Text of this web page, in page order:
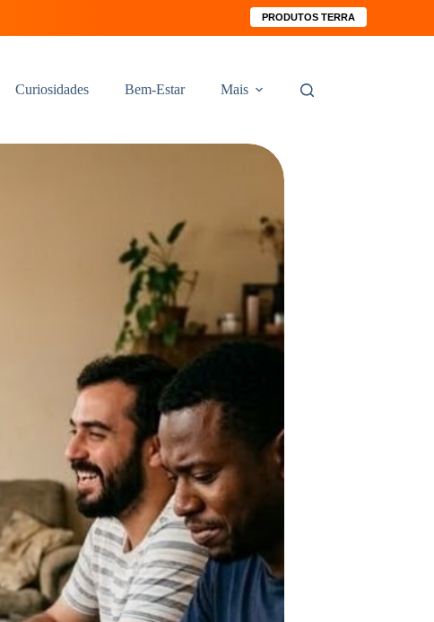
PRODUTOS TERRA
Curiosidades Bem-Estar Mais